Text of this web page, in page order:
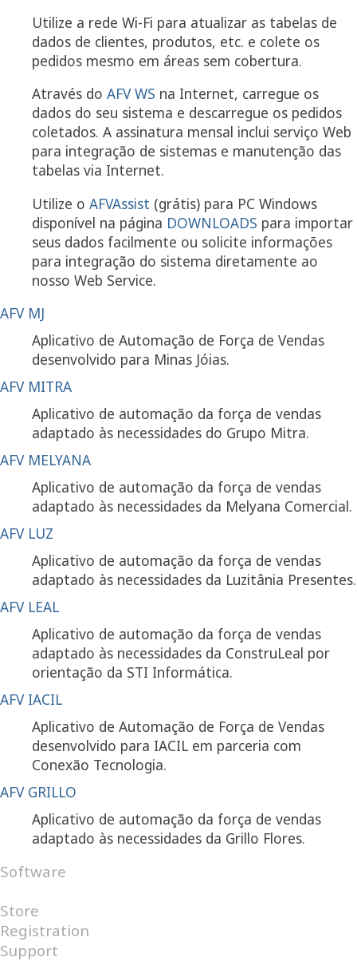
Utilize a rede Wi-Fi para atualizar as tabelas de
dados de clientes, produtos, etc. e colete os
pedidos mesmo em áreas sem cobertura.
Através do AFV WS na Internet, carregue os
dados do seu sistema e descarregue os pedidos
coletados. A assinatura mensal inclui serviço Web
para integração de sistemas e manutenção das
tabelas via Internet.
Utilize o AFVAssist (grátis) para PC Windows
disponível na página DOWNLOADS para importar
seus dados facilmente ou solicite informações
para integração do sistema diretamente ao
nosso Web Service.
AFV MJ
Aplicativo de Automação de Força de Vendas
desenvolvido para Minas Jóias.
AFV MITRA
Aplicativo de automação da força de vendas
adaptado às necessidades do Grupo Mitra.
AFV MELYANA
Aplicativo de automação da força de vendas
adaptado às necessidades da Melyana Comercial.
AFV LUZ
Aplicativo de automação da força de vendas
adaptado às necessidades da Luzitânia Presentes.
AFV LEAL
Aplicativo de automação da força de vendas
adaptado às necessidades da ConstruLeal por
orientação da STI Informática.
AFV IACIL
Aplicativo de Automação de Força de Vendas
desenvolvido para IACIL em parceria com
Conexão Tecnologia.
AFV GRILLO
Aplicativo de automação da força de vendas
adaptado às necessidades da Grillo Flores.
Software
Store
Registration
Support